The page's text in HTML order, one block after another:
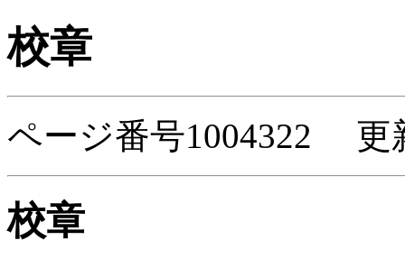
校章
ページ番号1004322 更
校章